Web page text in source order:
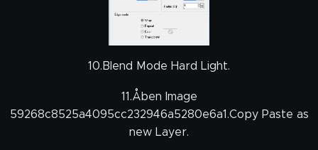
10.Blend Mode Hard Light.
11.Åben Image
59268c8525a4095cc232946a5280e6a1.Copy Paste as
new Layer.